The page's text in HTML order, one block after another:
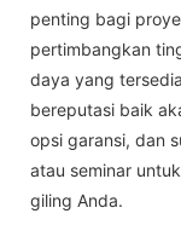
penting bagi
pertimbangkan
daya yang
bereputasi baik
opsi garansi, dan
atau seminar
giling Anda.